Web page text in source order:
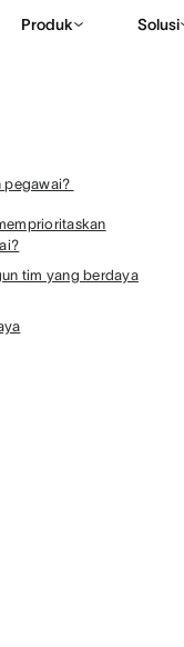
Produk Solusi
pegawai?
tim yang berdaya